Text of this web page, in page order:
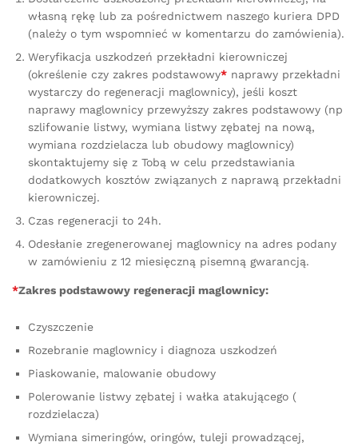
własną rękę lub za pośrednictwem naszego kuriera DPD
(należy o tym wspomnieć w komentarzu do zamówienia).
Weryfikacja uszkodzeń przekładni kierowniczej
(określenie czy zakres podstawowy* naprawy przekładni
wystarczy do regeneracji maglownicy), jeśli koszt
naprawy maglownicy przewyższy zakres podstawowy (np
szlifowanie listwy, wymiana listwy zębatej na nową,
wymiana rozdzielacza lub obudowy maglownicy)
skontaktujemy się z Tobą w celu przedstawiania
dodatkowych kosztów związanych z naprawą przekładni
kierowniczej.
Czas regeneracji to 24h.
Odesłanie zregenerowanej maglownicy na adres podany
w zamówieniu z 12 miesięczną pisemną gwarancją.
*Zakres podstawowy regeneracji maglownicy:
Czyszczenie
Rozebranie maglownicy i diagnoza uszkodzeń
Piaskowanie, malowanie obudowy
Polerowanie listwy zębatej i wałka atakującego (
rozdzielacza)
Wymiana simeringów, oringów, tuleji prowadzącej,